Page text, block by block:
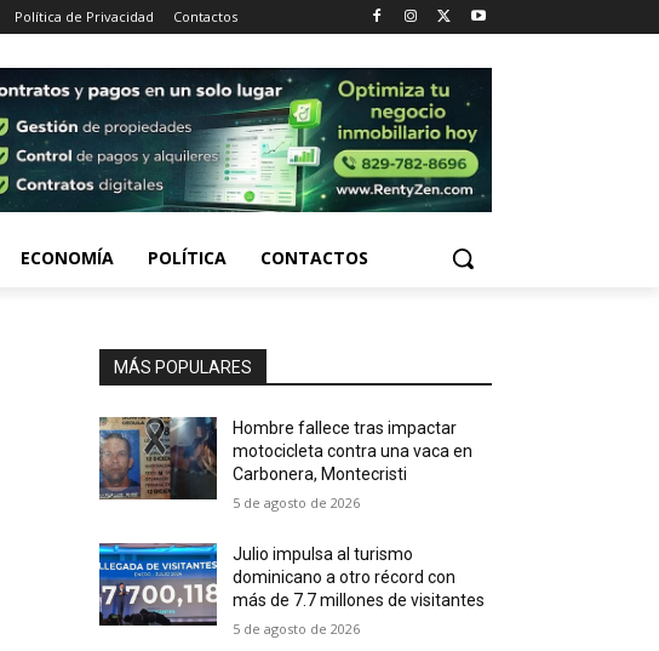
Política de Privacidad Contactos
ECONOMÍA POLÍTICA CONTACTOS
MÁS POPULARES
Hombre fallece tras impactar
motocicleta contra una vaca en
Carbonera, Montecristi
5 de agosto de 2026
Julio impulsa al turismo
dominicano a otro récord con
más de 7.7 millones de visitantes
5 de agosto de 2026